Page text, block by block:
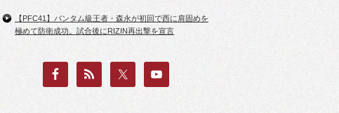
【PFC41】バンタム級王者・森永が初回で西に肩固めを
極めて防衛成功。試合後にRIZIN再出撃を宣言